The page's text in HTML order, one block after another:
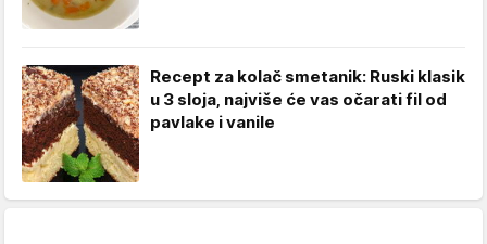
Recept za kolač smetanik: Ruski klasik
u 3 sloja, najviše će vas očarati fil od
pavlake i vanile